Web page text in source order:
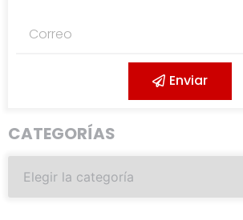
Enviar
CATEGORÍAS